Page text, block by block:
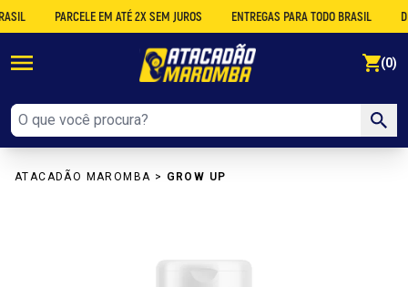
PARCELE EM ATÉ 2X SEM JUROS ENTREGAS PARA TODO BRASIL
(0)
ATACADÃO MAROMBA > GROW UP